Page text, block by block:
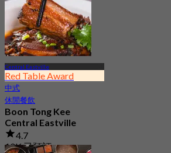
Central Eastville
Red Table Award
中式
休閒餐飲
Boon Tong Kee
Central Eastville
4.7
10K 已預訂